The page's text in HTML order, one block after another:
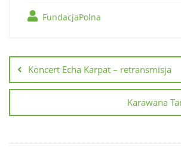
FundacjaPolna
Koncert Echa Karpat – retransmisja
Karawana